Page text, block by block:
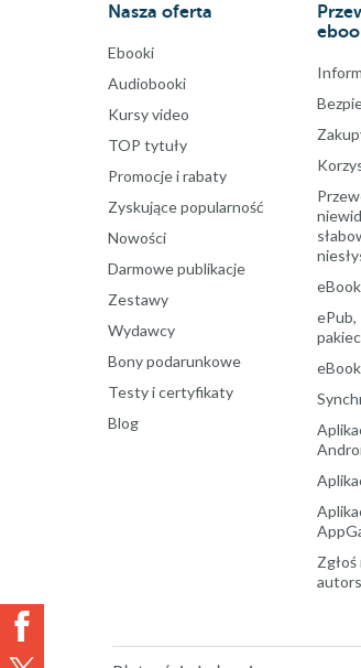
Nasza oferta
Ebooki
Audiobooki
Kursy video
TOP tytuły
Promocje i rabaty
Zyskujące popularność
Nowości
Darmowe publikacje
Zestawy
Wydawcy
Bony podarunkowe
Testy i certyfikaty
Blog
ePub,